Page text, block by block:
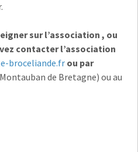
sur l’association , ou
contacter l’association
broceliande.fr ou par
de Bretagne) ou au